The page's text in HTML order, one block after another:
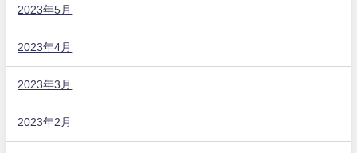
2023年5月
2023年4月
2023年3月
2023年2月